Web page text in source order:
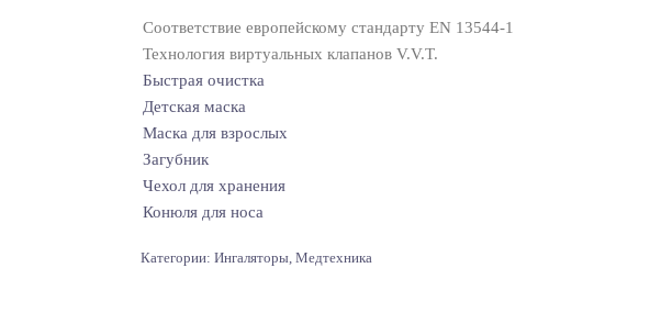
Соответствие европейскому стандарту EN 13544-1
Технология виртуальных клапанов V.V.T.
Быстрая очистка
Детская маска
Маска для взрослых
Загубник
Чехол для хранения
Конюля для носа
Категории: Ингаляторы, Медтехника